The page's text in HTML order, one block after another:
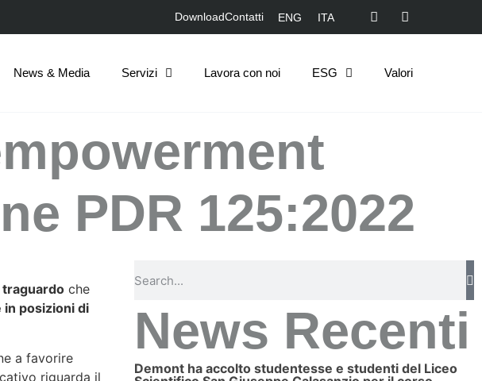
DownloadContatti ENG ITA
News & Media Servizi Lavora con noi ESG Valori
PDR 125:2022
che
in posizioni di
a favorire
riguarda il
News Recenti
Demont ha accolto studentesse e studenti del Liceo